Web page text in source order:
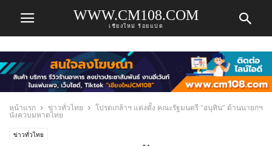
WWW.CM108.COM
เชียงใหม่ ร้อยแปด
หน้าแรก ข่าวทั่วไทย
โปรดเกล้าฯ แต่งตั้ง คณะรัฐมนตรี “อนุทิน” ด้านนายกฯ
นั่งควบมหาดไทย
ข่าวทั่วไทย